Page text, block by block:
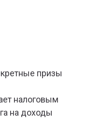
призы
налоговым
на доходы